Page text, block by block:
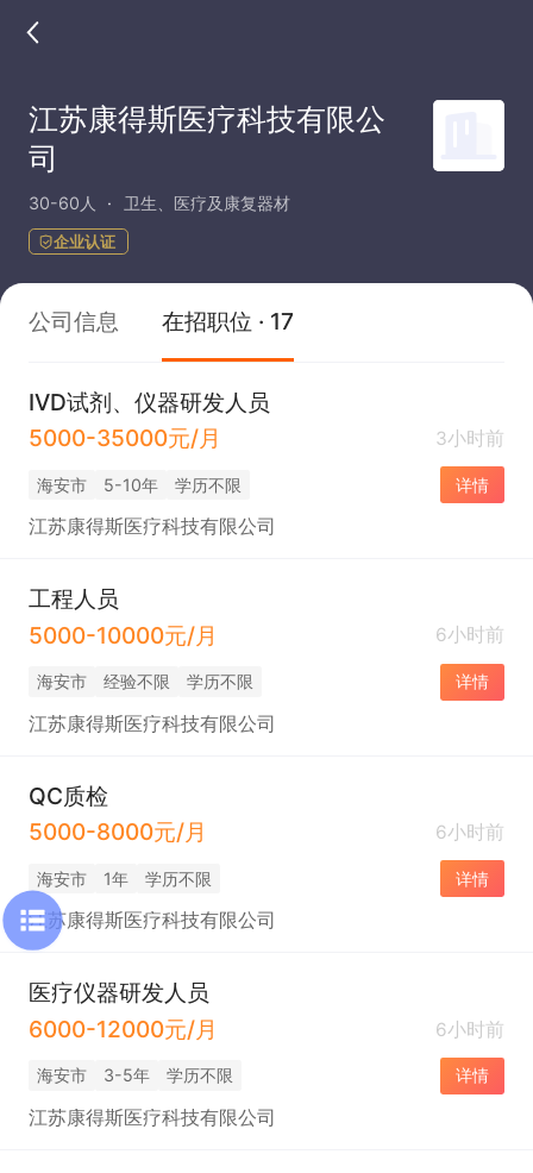
江苏康得斯医疗科技有限公
司
30-60人 卫生、医疗及康复器材
企业认证
公司信息 在招职位 · 17
IVD试剂、仪器研发人员
5000-35000元/月
3小时前
海安市 5-10年 学历不限 详情
江苏康得斯医疗科技有限公司
工程人员
5000-10000元/月
6小时前
海安市 经验不限 学历不限 详情
江苏康得斯医疗科技有限公司
QC质检
5000-8000元/月
6小时前
海安市 1年 学历不限 详情
江苏康得斯医疗科技有限公司
医疗仪器研发人员
6000-12000元/月
6小时前
海安市 3-5年 学历不限 详情
江苏康得斯医疗科技有限公司